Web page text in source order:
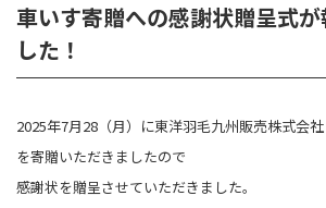
車いす寄贈への感謝状贈呈式
した！
2025年7月28（月）に東洋羽毛九州販売株式会
を寄贈いただきましたので
感謝状を贈呈させていただきました。